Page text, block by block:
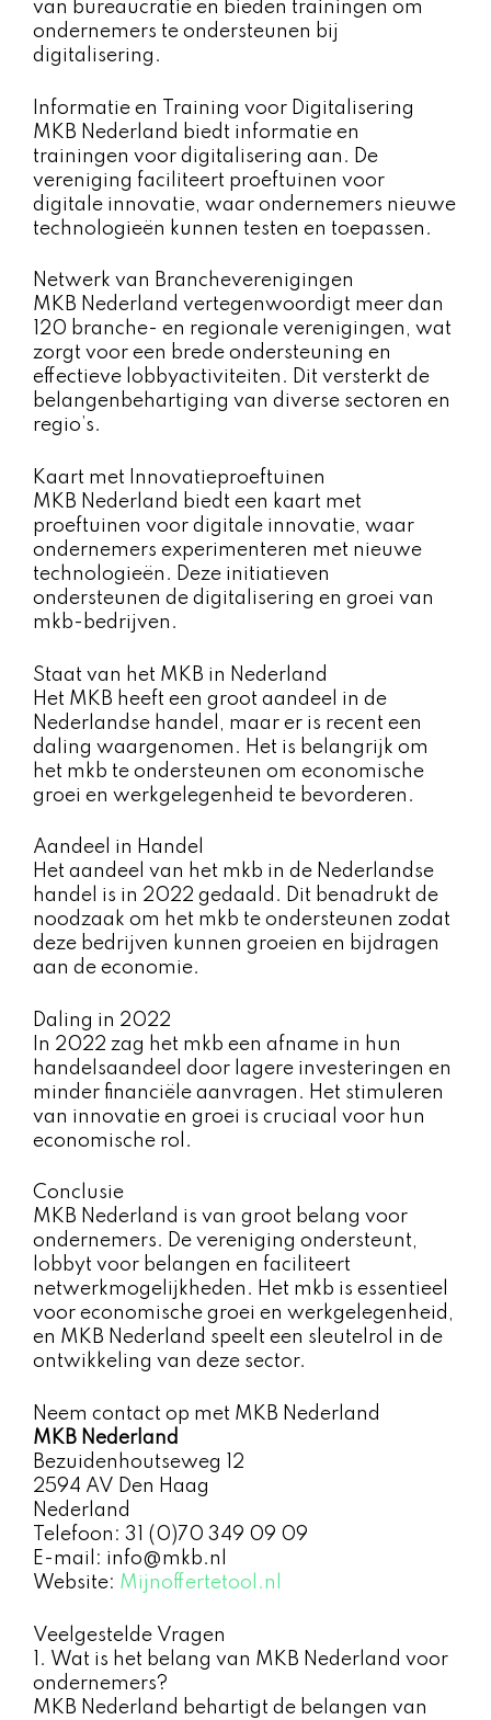
van bureaucratie en bieden trainingen om
ondernemers te ondersteunen bij
digitalisering.
Informatie en Training voor Digitalisering
MKB Nederland biedt informatie en
trainingen voor digitalisering aan. De
vereniging faciliteert proeftuinen voor
digitale innovatie, waar ondernemers nieuwe
technologieën kunnen testen en toepassen.
Netwerk van Brancheverenigingen
MKB Nederland vertegenwoordigt meer dan
120 branche- en regionale verenigingen, wat
zorgt voor een brede ondersteuning en
effectieve lobbyactiviteiten. Dit versterkt de
belangenbehartiging van diverse sectoren en
regio’s.
Kaart met Innovatieproeftuinen
MKB Nederland biedt een kaart met
proeftuinen voor digitale innovatie, waar
ondernemers experimenteren met nieuwe
technologieën. Deze initiatieven
ondersteunen de digitalisering en groei van
mkb-bedrijven.
Staat van het MKB in Nederland
Het MKB heeft een groot aandeel in de
Nederlandse handel, maar er is recent een
daling waargenomen. Het is belangrijk om
het mkb te ondersteunen om economische
groei en werkgelegenheid te bevorderen.
Aandeel in Handel
Het aandeel van het mkb in de Nederlandse
handel is in 2022 gedaald. Dit benadrukt de
noodzaak om het mkb te ondersteunen zodat
deze bedrijven kunnen groeien en bijdragen
aan de economie.
Daling in 2022
In 2022 zag het mkb een afname in hun
handelsaandeel door lagere investeringen en
minder financiële aanvragen. Het stimuleren
van innovatie en groei is cruciaal voor hun
economische rol.
Conclusie
MKB Nederland is van groot belang voor
ondernemers. De vereniging ondersteunt,
lobbyt voor belangen en faciliteert
netwerkmogelijkheden. Het mkb is essentieel
voor economische groei en werkgelegenheid,
en MKB Nederland speelt een sleutelrol in de
ontwikkeling van deze sector.
Neem contact op met MKB Nederland
MKB Nederland
Bezuidenhoutseweg 12
2594 AV Den Haag
Nederland
Telefoon: 31 (0)70 349 09 09
E-mail: info@mkb.nl
Website: Mijnoffertetool.nl
Veelgestelde Vragen
1. Wat is het belang van MKB Nederland voor
ondernemers?
MKB Nederland behartigt de belangen van